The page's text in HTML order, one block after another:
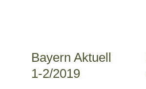
Bayern Aktuell
1-2/2019